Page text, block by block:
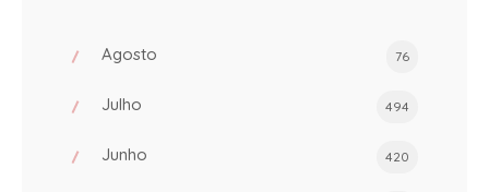
Agosto 76
Julho 494
Junho 420